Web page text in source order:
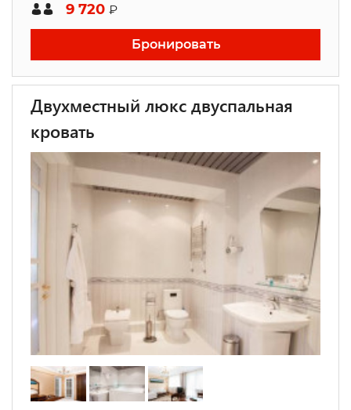
9 720 ₽
Бронировать
Двухместный люкс двуспальная
кровать